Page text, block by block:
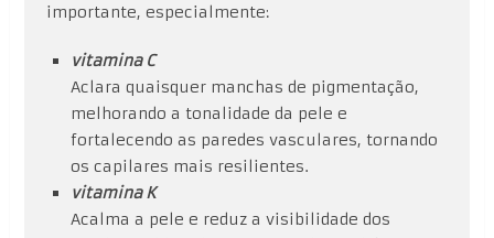
importante, especialmente:
vitamina C
Aclara quaisquer manchas de pigmentação,
melhorando a tonalidade da pele e
fortalecendo as paredes vasculares, tornando
os capilares mais resilientes.
vitamina K
Acalma a pele e reduz a visibilidade dos